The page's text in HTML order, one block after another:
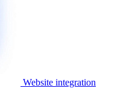
Website integration